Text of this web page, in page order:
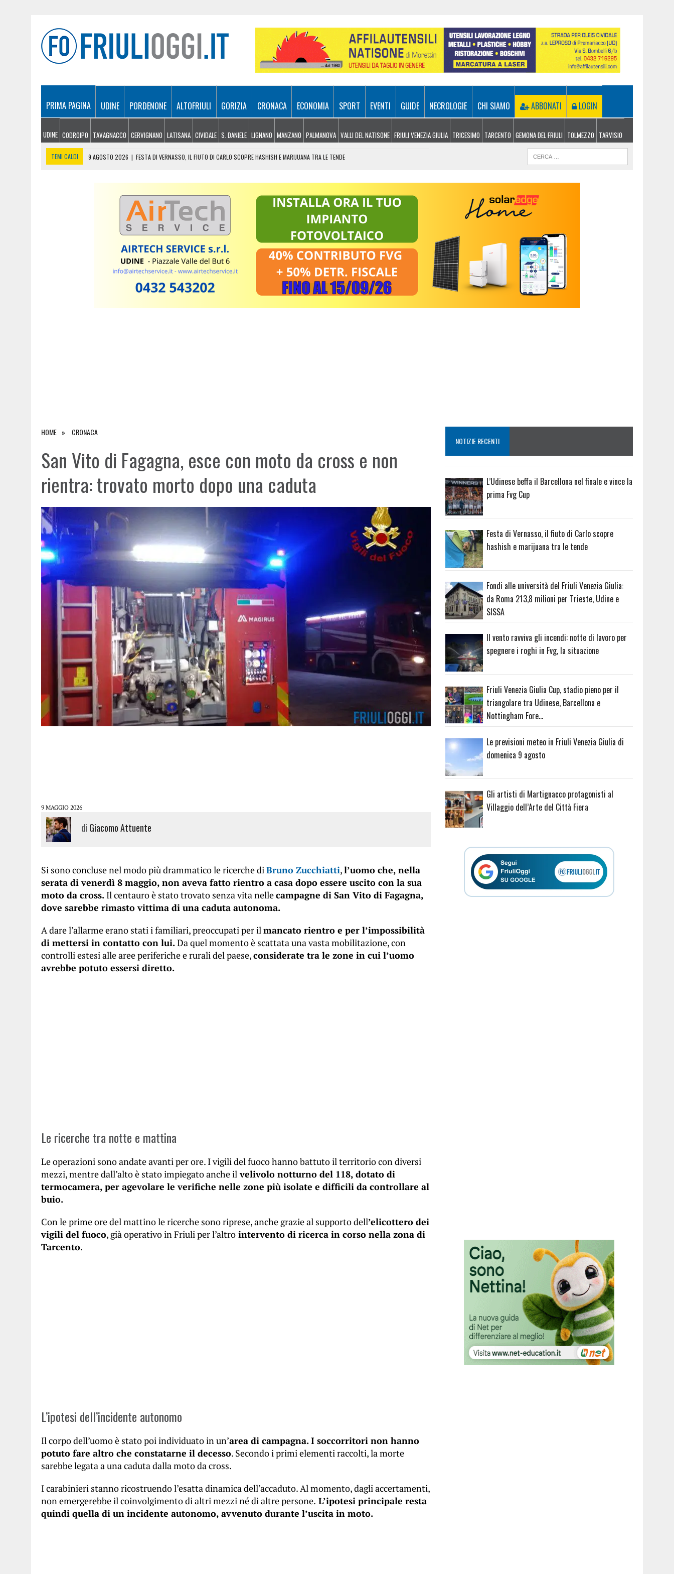
PRIMA PAGINA UDINE PORDENONE ALTOFRIULI GORIZIA CRONACA ECONOMIA SPORT EVENTI GUIDE NECROLOGIE CHI SIAMO ABBONATI LOGIN
UDINE CODROIPO TAVAGNACCO CERVIGNANO LATISANA CIVIDALE S. DANIELE LIGNANO MANZANO PALMANOVA VALLI DEL NATISONE FRIULI VENEZIA GIULIA TRICESIMO TARCENTO GEMONA DEL FRIULI TOLMEZZO TARVISIO
TEMI CALDI 9 AGOSTO 2026 | FESTA DI VERNASSO, IL FIUTO DI CARLO SCOPRE HASHISH E MARIJUANA TRA LE TENDE
FRIULI VENEZIA GIULIA CUP, STADIO PIENO PER IL TRIANGOLARE TRA UDINESE, BARCELLONA E NOTTINGHAM FOREST
L’UDINESE BEFFA IL BARCELLONA NEL FINALE E VINCE LA PRIMA FVG CUP
HOME CRONACA
San Vito di Fagagna, esce con moto da cross e non
rientra: trovato morto dopo una caduta
9 MAGGIO 2026
di Giacomo Attuente
Si sono concluse nel modo più drammatico le ricerche diBruno Zucchiatti,l’uomo che, nella
serata di venerdì 8 maggio, non aveva fatto rientro a casa dopo essere uscito con la sua
moto da cross. Il centauro è stato trovato senza vita nellecampagne di San Vito di Fagagna,
dove sarebbe rimasto vittima di una caduta autonoma.
A dare l’allarme erano stati i familiari, preoccupati per ilmancato rientro e per l’impossibilità
di mettersi in contatto con lui.Da quel momento è scattata una vasta mobilitazione, con
controlli estesi alle aree periferiche e rurali del paese,considerate tra le zone in cui l’uomo
avrebbe potuto essersi diretto.
Le ricerche tra notte e mattina
Le operazioni sono andate avanti per ore. I vigili del fuoco hanno battuto il territorio con diversi
mezzi, mentre dall’alto è stato impiegato anche ilvelivolo notturno del 118, dotato di
termocamera, per agevolare le verifiche nelle zone più isolate e difficili da controllare al
buio.
Con le prime ore del mattino le ricerche sono riprese, anche grazie al supporto dell’elicottero dei
vigili del fuoco, già operativo in Friuli per l’altro intervento di ricerca in corso nella zona di
Tarcento.
L’ipotesi dell’incidente autonomo
Il corpo dell’uomo è stato poi individuato in un’area di campagna. I soccorritori non hanno
potuto fare altro che constatarne il decesso. Secondo i primi elementi raccolti, la morte
sarebbe legata a una caduta dalla moto da cross.
I carabinieri stanno ricostruendo l’esatta dinamica dell’accaduto. Al momento, dagli accertamenti,
non emergerebbe il coinvolgimento di altri mezzi né di altre persone. L’ipotesi principale resta
quindi quella di un incidente autonomo, avvenuto durante l’uscita in moto.
NOTIZIE RECENTI
L’Udinese beffa il Barcellona nel finale e vince la
prima Fvg Cup
Festa di Vernasso, il fiuto di Carlo scopre
hashish e marijuana tra le tende
Fondi alle università del Friuli Venezia Giulia:
da Roma 213,8 milioni per Trieste, Udine e
SISSA
Il vento ravviva gli incendi: notte di lavoro per
spegnere i roghi in Fvg, la situazione
Friuli Venezia Giulia Cup, stadio pieno per il
triangolare tra Udinese, Barcellona e
Nottingham Fore…
Le previsioni meteo in Friuli Venezia Giulia di
domenica 9 agosto
Gli artisti di Martignacco protagonisti al
Villaggio dell’Arte del Città Fiera